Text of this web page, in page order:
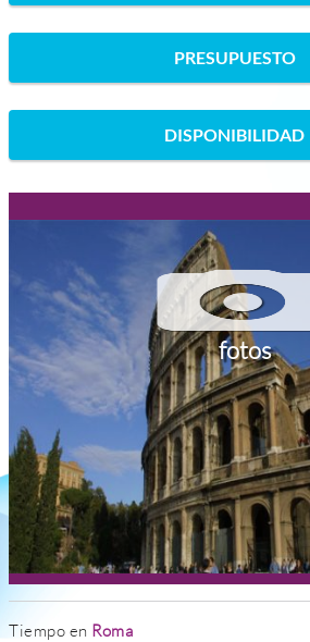
PRESUPUESTO
DISPONIBILIDAD
fotos
Tiempo en Roma